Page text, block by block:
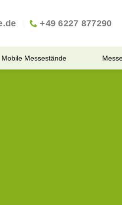
+49 6227 877290
Mobile Messestände